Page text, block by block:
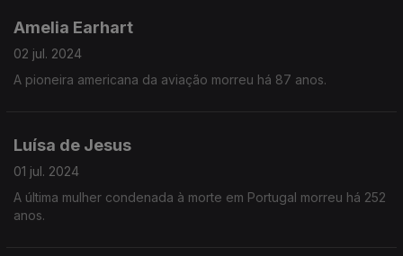
Amelia Earhart
02 jul. 2024
A pioneira americana da aviação morreu há 87 anos.
Luísa de Jesus
01 jul. 2024
A última mulher condenada à morte em Portugal morreu há 252
anos.